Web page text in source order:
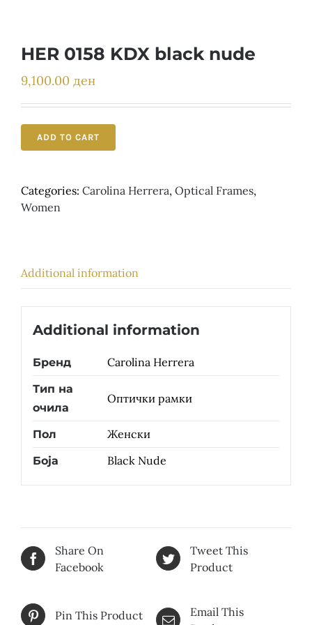
HER 0158 KDX black nude
9,100.00 ден
ADD TO CART
Categories: Carolina Herrera, Optical Frames,
Women
Additional information
Additional information
Бренд Carolina Herrera
Тип на
очила
Оптички рамки
Пол Женски
Боја Black Nude
Share On
Facebook
Tweet This
Product
Pin This Product
Email This